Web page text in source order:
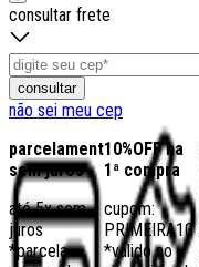
consultar frete
consultar
não sei meu cep
parcelamento
sem juros
até 5x sem
juros
*parcela
10%OFF na
1ª compra
cupom:
PRIMEIRA10
*válido no